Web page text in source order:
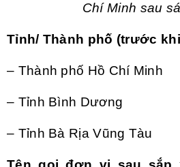
Chí Minh sau
Tỉnh/ Thành phố (trước
– Thành phố Hồ Chí Minh
– Tỉnh Bình Dương
– Tỉnh Bà Rịa Vũng Tàu